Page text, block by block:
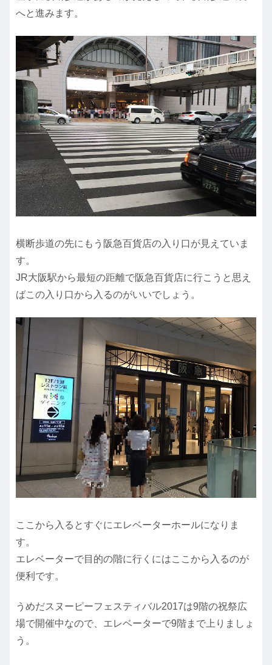
へと進みます。
横断歩道の先にもう阪急百貨店の入り口が見えていま
す。
JR大阪駅から最短の距離で阪急百貨店に行こうと思え
ばこの入り口から入るのがいいでしょう。
ここから入るとすぐにエレベーターホールになりま
す。
エレベーターで目的の階に行くにはここから入るのが
便利です。
うめだスヌーピーフェスティバル2017は9階の祝祭広
場で開催中なので、エレベーターで9階まで上りましょ
う。